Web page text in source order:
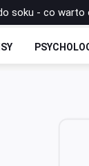
Bułki